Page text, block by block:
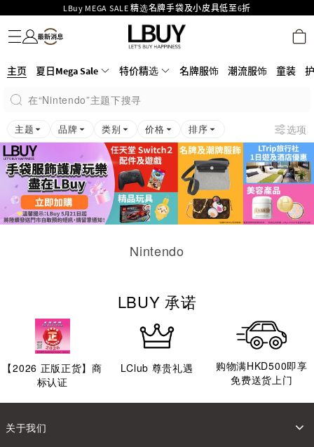
LBuy MEGA SALE 精选名牌手袋及小皮具低至6折
Goyard Hobo / Hobo Mini人气限量特别版限时原价低至75折!
LBuy呈献 - Hermès 及 Chanel 手袋及首饰低至6折，立即入手!
426号铺！
MOKO 1楼175号铺旗舰店特设名牌Hermès、CHANEL及LV专区！
购物满HKD500即享免运费！
名牌服饰
潮流服饰
童装
护肤美妆
香水香薰
个人护理
母婴护理
游戏及精品玩具
文仪用品
家居生活
电子产品
美食
医药保健
运动与户外用品
主页 夏日Mega Sale 特价精选 名牌服饰 潮流服饰 童装
在“Nintendo”主题下搜寻
主题 品牌 类别 价格 排序 选项
Nintendo
LBUY 承诺
【2026 正版正货】商
标认证
LClub 尊贵礼遇
购物满HKD500即享
免费送货上门
关于我们